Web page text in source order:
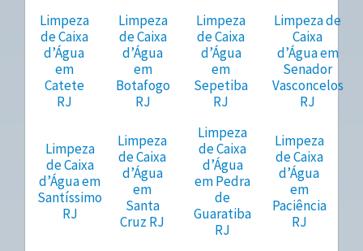
Limpeza
de Caixa
d’Água
em
Catete
RJ
Limpeza
de Caixa
d’Água
em
Botafogo
RJ
Limpeza
de Caixa
d’Água
em
Sepetiba
RJ
Limpeza de
Caixa
d’Água em
Senador
Vasconcelos
RJ
Limpeza
de Caixa
d’Água em
Santíssimo
RJ
Limpeza
de Caixa
d’Água
em
Santa
Cruz RJ
Limpeza
de Caixa
d’Água
em Pedra
de
Guaratiba
RJ
Limpeza
de Caixa
d’Água
em
Paciência
RJ